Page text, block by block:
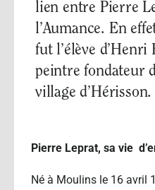
lien entre Pierre
l’Aumance. En
fut l’élève d’Henri
peintre fondateur
village d’Hérisson.
Pierre Leprat, sa vie
Né à Moulins le 16 avril